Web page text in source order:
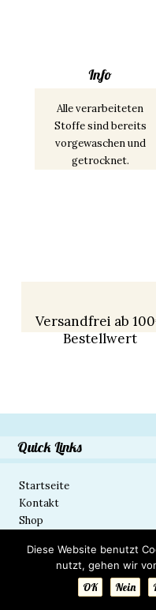
Info
Alle verarbeiteten
Stoffe sind bereits
vorgewaschen und
getrocknet.
Versandfrei ab
Bestellwert
Quick Links
Startseite
Kontakt
Shop
Kein
Diese Website benutzt
nutzt, gehen wir
OK Nein